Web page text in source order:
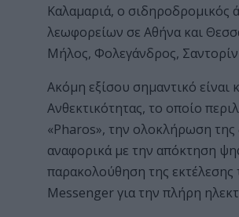
Καλαμαριά, ο σιδηροδρομικός
λεωφορείων σε Αθήνα και
Μήλος, Φολεγάνδρος,
Ακόμη εξίσου σημαντικό
Ανθεκτικότητας, το οποίο
«Pharos», την ολοκλήρωση της
αναφορικά με την απόκτηση
παρακολούθηση της
Messenger για την πλήρη